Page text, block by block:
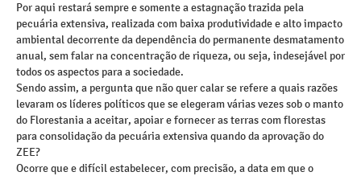
Por aqui restará sempre e somente a estagnação trazida pela
pecuária extensiva, realizada com baixa produtividade e alto impacto
ambiental decorrente da dependência do permanente desmatamento
anual, sem falar na concentração de riqueza, ou seja, indesejável por
todos os aspectos para a sociedade.
Sendo assim, a pergunta que não quer calar se refere a quais razões
levaram os líderes políticos que se elegeram várias vezes sob o manto
do Florestania a aceitar, apoiar e fornecer as terras com florestas
para consolidação da pecuária extensiva quando da aprovação do
ZEE?
Ocorre que e difícil estabelecer, com precisão, a data em que o